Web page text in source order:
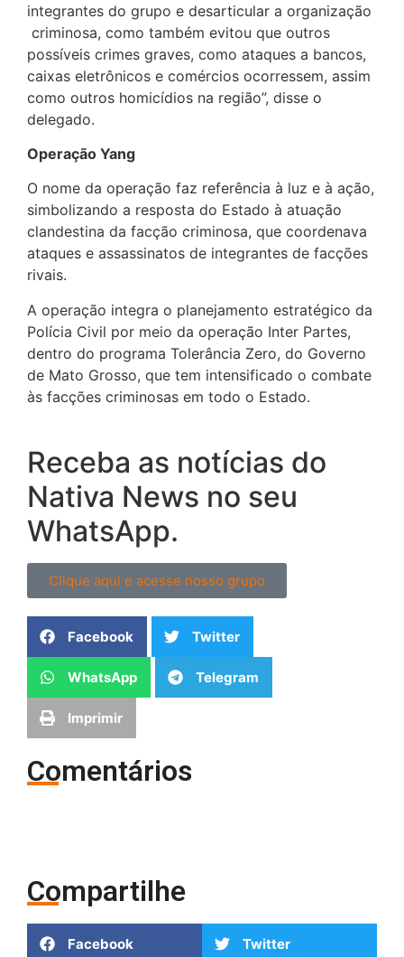
integrantes do grupo e desarticular a organização
criminosa, como também evitou que outros
possíveis crimes graves, como ataques a bancos,
caixas eletrônicos e comércios ocorressem, assim
como outros homicídios na região”, disse o
delegado.
Operação Yang
O nome da operação faz referência à luz e à ação,
simbolizando a resposta do Estado à atuação
clandestina da facção criminosa, que coordenava
ataques e assassinatos de integrantes de facções
rivais.
A operação integra o planejamento estratégico da
Polícia Civil por meio da operação Inter Partes,
dentro do programa Tolerância Zero, do Governo
de Mato Grosso, que tem intensificado o combate
às facções criminosas em todo o Estado.
Receba as notícias do
Nativa News no seu
WhatsApp.
Clique aqui e acesse nosso grupo
Facebook Twitter
WhatsApp Telegram
Imprimir
Comentários
Compartilhe
Facebook Twitter